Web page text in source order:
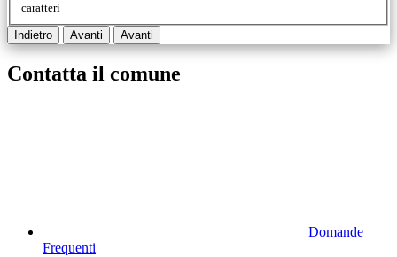
caratteri
Indietro Avanti Avanti
Contatta il comune
Domande
Frequenti